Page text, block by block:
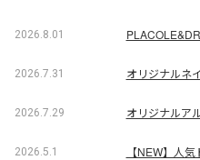
2026.8.01
2026.7.31 オリジナルネ
2026.7.29 オリジナルア
2026.5.1 【NEW】人